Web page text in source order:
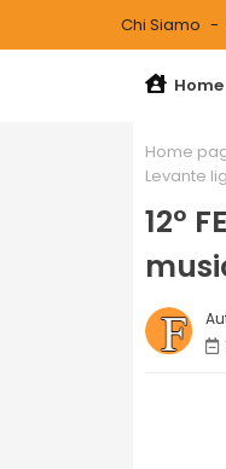
Chi Siamo
Home
Home
Levante
12°